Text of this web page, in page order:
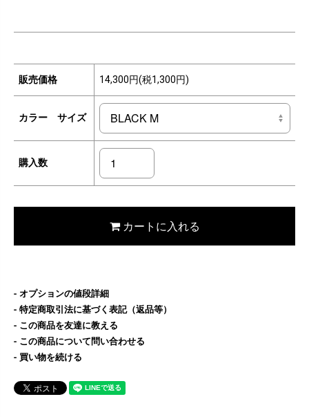
販売価格 14,300円(税1,300円)
カラー サイズ
購入数
カートに入れる
オプションの値段詳細
特定商取引法に基づく表記（返品等）
この商品を友達に教える
この商品について問い合わせる
買い物を続ける